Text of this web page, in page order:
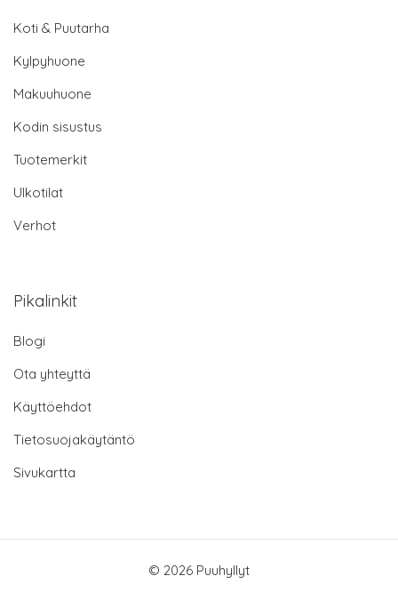
Koti & Puutarha
Kylpyhuone
Makuuhuone
Kodin sisustus
Tuotemerkit
Ulkotilat
Verhot
Pikalinkit
Blogi
Ota yhteyttä
Käyttöehdot
Tietosuojakäytäntö
Sivukartta
© 2026 Puuhyllyt